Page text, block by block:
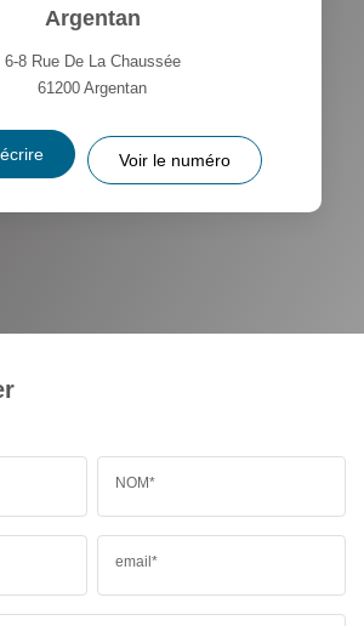
Argentan
6-8 Rue De La Chaussée
61200 Argentan
Voir le numéro
NOM*
email*